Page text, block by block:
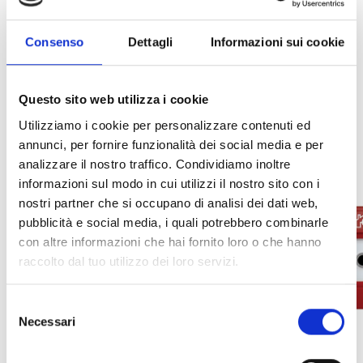
Consenso Dettagli Informazioni sui cookie
Questo sito web utilizza i cookie
Utilizziamo i cookie per personalizzare contenuti ed
annunci, per fornire funzionalità dei social media e per
analizzare il nostro traffico. Condividiamo inoltre
informazioni sul modo in cui utilizzi il nostro sito con i
nostri partner che si occupano di analisi dei dati web,
pubblicità e social media, i quali potrebbero combinarle
con altre informazioni che hai fornito loro o che hanno
raccolto dal tuo utilizzo dei loro servizi.
delNecessari
INTEGRAZIONE E ULTERIORI